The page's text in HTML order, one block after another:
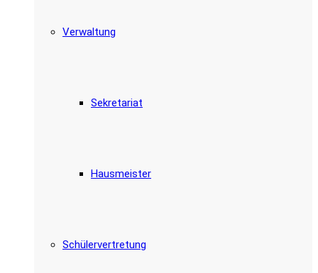
Verwaltung
Sekretariat
Hausmeister
Schülervertretung